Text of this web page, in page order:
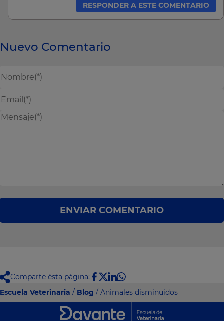
RESPONDER A ESTE COMENTARIO
Nuevo Comentario
ENVIAR COMENTARIO
Comparte ésta página:
Escuela Veterinaria / Blog / Animales disminuidos